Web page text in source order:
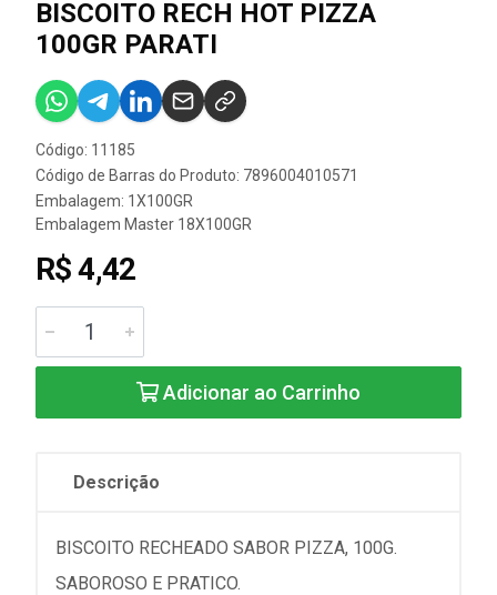
BISCOITO RECH HOT PIZZA
100GR PARATI
Código: 11185
Código de Barras do Produto: 7896004010571
Embalagem: 1X100GR
Embalagem Master 18X100GR
R$ 4,42
Adicionar ao Carrinho
Descrição
BISCOITO RECHEADO SABOR PIZZA, 100G.
SABOROSO E PRATICO.